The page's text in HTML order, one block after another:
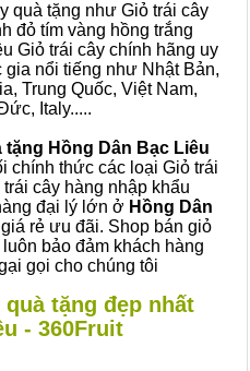
quà tặng như Giỏ trái cây
đỏ tím vàng hồng trắng
Giỏ trái cây chính hãng uy
nổi tiếng như Nhật Bản,
Trung Quốc, Việt Nam,
Italy.....
Hồng Dân Bạc Liêu
chính thức các loại Giỏ trái
cây hàng nhập khẩu
đại lý lớn ở Hồng Dân
rẻ ưu đãi. Shop bán giỏ
bảo đảm khách hàng
gọi cho chúng tôi
tặng đẹp nhất
- 360Fruit